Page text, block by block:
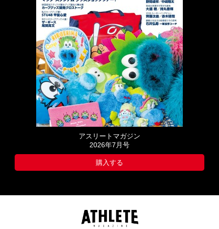
アスリートマガジン
2026年7月号
購入する